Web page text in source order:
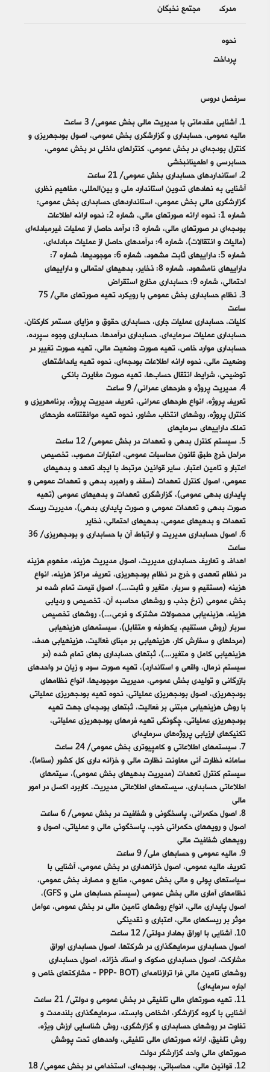
مدرک مجتمع نخبگان
نحوه
پرداخت
سرفصل دروس
1. آشنایی مقدماتی با مدیریت مالی بخش عمومی/ 3 ساعت
مالیه عمومی، حسابداری و گزارشگری بخش عمومی، اصول بودجه‎ریزی و
کنترل بودجه‌‎ای در بخش عمومی، کنترل‎های داخلی در بخش عمومی،
حسابرسی و اطمینان‎بخشی
2. استانداردهای حسابداری بخش عمومی/ 21 ساعت
آشنایی به نهادهای تدوین استاندارد ملی و بین‌المللی، مفاهیم نظری
گزارشگری مالی بخش عمومی، استانداردهای حسابداری بخش عمومی:
شماره 1: نحوه ارائه صورت‎های مالی، شماره 2: نحوه ارائه اطلاعات
بودجه‌ای در صورت‎های مالی، شماره 3: درآمد حاصل از عملیات غیرمبادله‌ای
(مالیات و انتقالات)، شماره‌ 4: درآمدهای حاصل از عملیات مبادله‌ای،
شماره 5: دارایی‎های ثابت مشهود، شماره‌ 6: موجودی‎ها، شماره 7:
دارایی‎های نامشهود، شماره 8: ذخایر، بدهی‎های احتمالی و دارایی‎های
احتمالی، شماره 9: حسابداری مخارج استقراض
3. نظام حسابداری بخش عمومی با رویکرد تهیه صورت‎های مالی/ 75
ساعت
کلیات، حسابداری عملیات جاری، حسابداری حقوق و مزایای مستمر کارکنان،
حسابداری عملیات سرمایه‌ای، حسابداری درآمدها، حسابداری وجوه سپرده،
حسابداری موارد خاص، تهیه صورت وضعیت مالی، تهیه صورت تغییر در
وضعیت مالی، نحوه ارائه اطلاعات بودجه‌ای، نحوه تهیه یادداشت‎های
توضیحی، شرایط انتقال حساب‌ها، تهیه صورت مغایرت بانکی
4. مدیریت پروژه و طرح‎های عمرانی/ 9 ساعت
تعریف پروژه، انواع طرح‎های عمرانی، تعریف مدیریت پروژه، برنامه‎ریزی و
کنترل پروژه، روش‎های انتخاب مشاور، نحوه تهیه موافقت‎نامه طرح‎های
تملک دارایی‎های سرمایه‎ای
5. سیستم کنترل بدهی و تعهدات در بخش عمومی/ 12 ساعت
مراحل خرج طبق قانون محاسبات عمومی، اعتبارات مصوب، تخصیص
اعتبار و تامین اعتبار، سایر قوانین مرتبط با ایجاد تعهد و بدهی‎های
عمومی، اصول کنترل تعهدات (سقف و راهبرد بدهی و تعهدات عمومی و
پایداری بدهی عمومی)، گزارشگری تعهدات و بدهی‎های عمومی (تهیه
صورت بدهی و تعهدات عمومی و صورت پایداری بدهی)، مدیریت ریسک
تعهدات و بدهی‎های عمومی، بدهی‎های احتمالی، ذخایر
6. اصول حسابداری مدیریت و ارتباط آن با حسابداری و بودجه‎ریزی/ 36
ساعت
اهداف و تعاریف حسابداری مدیریت، اصول مدیریت هزینه، مفهوم هزینه
در نظام تعهدی و خرج در نظام بودجه‎ریزی، تعریف مراکز هزینه، انواع
هزینه (مستقیم و سربار، متغیر و ثابت،...)، اصول قیمت تمام شده در
بخش عمومی (نرخ جذب و روش‎های محاسبه آن، تخصیص و ردیابی
هزینه، هزینه‌یابی محصولات مشترک و فرعی،...)، روش‎های تخصیص
سربار (روش مستقیم، یک‎طرفه و متقابل)، سیستم‎های هزینه‎یابی
(مرحله‎ای و سفارش کار، هزینه‎یابی بر مبنای فعالیت، هزینه‎یابی هدف،
هزینه‎یابی کامل و متغیر،...)، ثبت‎های حسابداری بهای تمام شده (در
سیستم نرمال، واقعی و استاندارد)، تهیه صورت سود و زیان در واحدهای
بازرگانی و تولیدی بخش عمومی، مدیریت موجودی‎ها، انواع نظام‎های
بودجه‎ریزی، اصول بودجه‎ریزی عملیاتی، نحوه تهیه بودجه‎ریزی عملیاتی
با روش هزینه‎یابی مبتنی بر فعالیت، ثبت‎های بودجه‌ای جهت تهیه
بودجه‎ریزی عملیاتی، چگونگی تهیه فرم‎های بودجه‎ریزی عملیاتی،
تکنیک‎های ارزیابی پروژه‌های سرمایه‌ای
7. سیستم‎های اطلاعاتی و کامپیوتری بخش عمومی/ 24 ساعت
سامانه نظارت آنی معاونت نظارت مالی و خزانه داری کل کشور (سناما)،
سیستم کنترل تعهدات (مدیریت بدهی‎های بخش عمومی)، سیتم‎های
اطلاعاتی حسابداری، سیستم‎های اطلاعاتی مدیریت، کاربرد اکسل در امور
مالی
8. اصول حکمرانی، پاسخگوئی و شفافیت در بخش عمومی/ 6 ساعت
اصول و رویه‎های حکمرانی خوب، پاسخگوئی مالی و عملیاتی، اصول و
رویه‎های شفافیت مالی
9. مالیه عمومی و حساب‎های ملی/ 9 ساعت
تعریف مالیه عمومی، اصول خزانه‎داری در بخش عمومی، آشنایی با
سیاست‎های پولی و مالی بخش عمومی، منابع و مصارف بخش عمومی،
نظام‎های آماری مالی بخش عمومی (سیستم حساب‎های ملی و GFS)،
اصول پایداری مالی، انواع روش‎های تامین مالی در بخش عمومی، عوامل
موثر بر ریسک‎های مالی، اعتباری و نقدینگی
10. آشنایی با اوراق بهادار دولتی/ 12 ساعت
اصول حسابداری سرمایه‎گذاری در شرکت‎ها، اصول حسابداری اوراق
مشارکت، اصول حسابداری صکوک و اسناد خزانه، اصول حسابداری
روش‎های تامین مالی فرا ترازنامه‌ای (PPP- BOT - مشارکت‎های خاص و
اجاره سرمایه‌ای)
11. تهیه صورت‎های مالی تلفیقی در بخش عمومی و دولتی/ 21 ساعت
آشنایی با گروه گزارشگر، اشخاص وابسته، سرمایه‎گذاری بلندمدت و
تفاوت در روش‎های حسابداری و گزارشگری، روش شناسایی ارزش ویژه،
روش تلفیق، ارائه صورت‎های مالی تلفیقی، واحدهای تحت پوشش
صورت‎های مالی واحد گزارشگر دولت
12. قوانین مالی، محاسباتی، بودجه‌ای، استخدامی در بخش عمومی/ 18